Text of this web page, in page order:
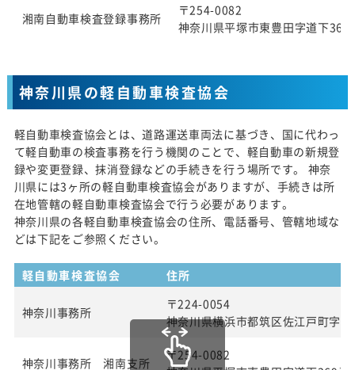
湘南自動車検査登録事務所
〒254-0082
神奈川県平塚市東豊田字道下369
神奈川県の軽自動車検査協会
軽自動車検査協会とは、道路運送車両法に基づき、国に代わっ
て軽自動車の検査事務を行う機関のことで、軽自動車の新規登
録や変更登録、抹消登録などの手続きを行う場所です。 神奈
川県には3ヶ所の軽自動車検査協会がありますが、手続きは所
在地管轄の軽自動車検査協会で行う必要があります。
神奈川県の各軽自動車検査協会の住所、電話番号、管轄地域な
どは下記をご参照ください。
軽自動車検査協会 住所
神奈川事務所
〒224-0054
神奈川県横浜市都筑区佐江戸町字
神奈川事務所 湘南支所
〒254-0082